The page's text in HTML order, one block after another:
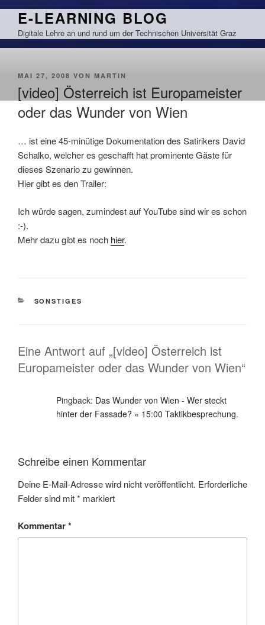
Zum
springen
E-LEARNING BLOG
Digitale Lehre an und rund um der Technischen Universität Graz
VERÖFFENTLICHT
MAI 27, 2008 VON MARTIN
[video] Österreich ist Europameister
oder das Wunder von Wien
… ist eine 45-minütige Dokumentation des Satirikers David
Schalko, welcher es geschafft hat prominente Gäste für
dieses Szenario zu gewinnen.
Hier gibt es den Trailer:
Ich würde sagen, zumindest auf YouTube sind wir es schon
:-).
Mehr dazu gibt es noch hier.
KATEGORIEN
SONSTIGES
Eine Antwort auf „[video] Österreich ist
Europameister oder das Wunder von Wien“
Pingback: Das Wunder von Wien - Wer steckt
hinter der Fassade? « 15:00 Taktikbesprechung.
Schreibe einen Kommentar
Deine E-Mail-Adresse wird nicht veröffentlicht. Erforderliche
Felder sind mit* markiert
Kommentar*